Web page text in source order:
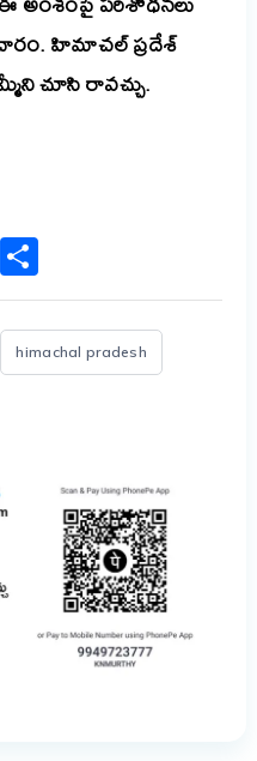
హిమాచల్ ప్రదేశ్
చూసి రావచ్చు.
Share
himachal pradesh